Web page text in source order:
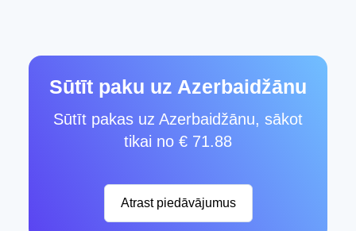
Sūtīt paku uz Azerbaidžānu
Sūtīt pakas uz Azerbaidžānu, sākot
tikai no € 71.88
Atrast piedāvājumus